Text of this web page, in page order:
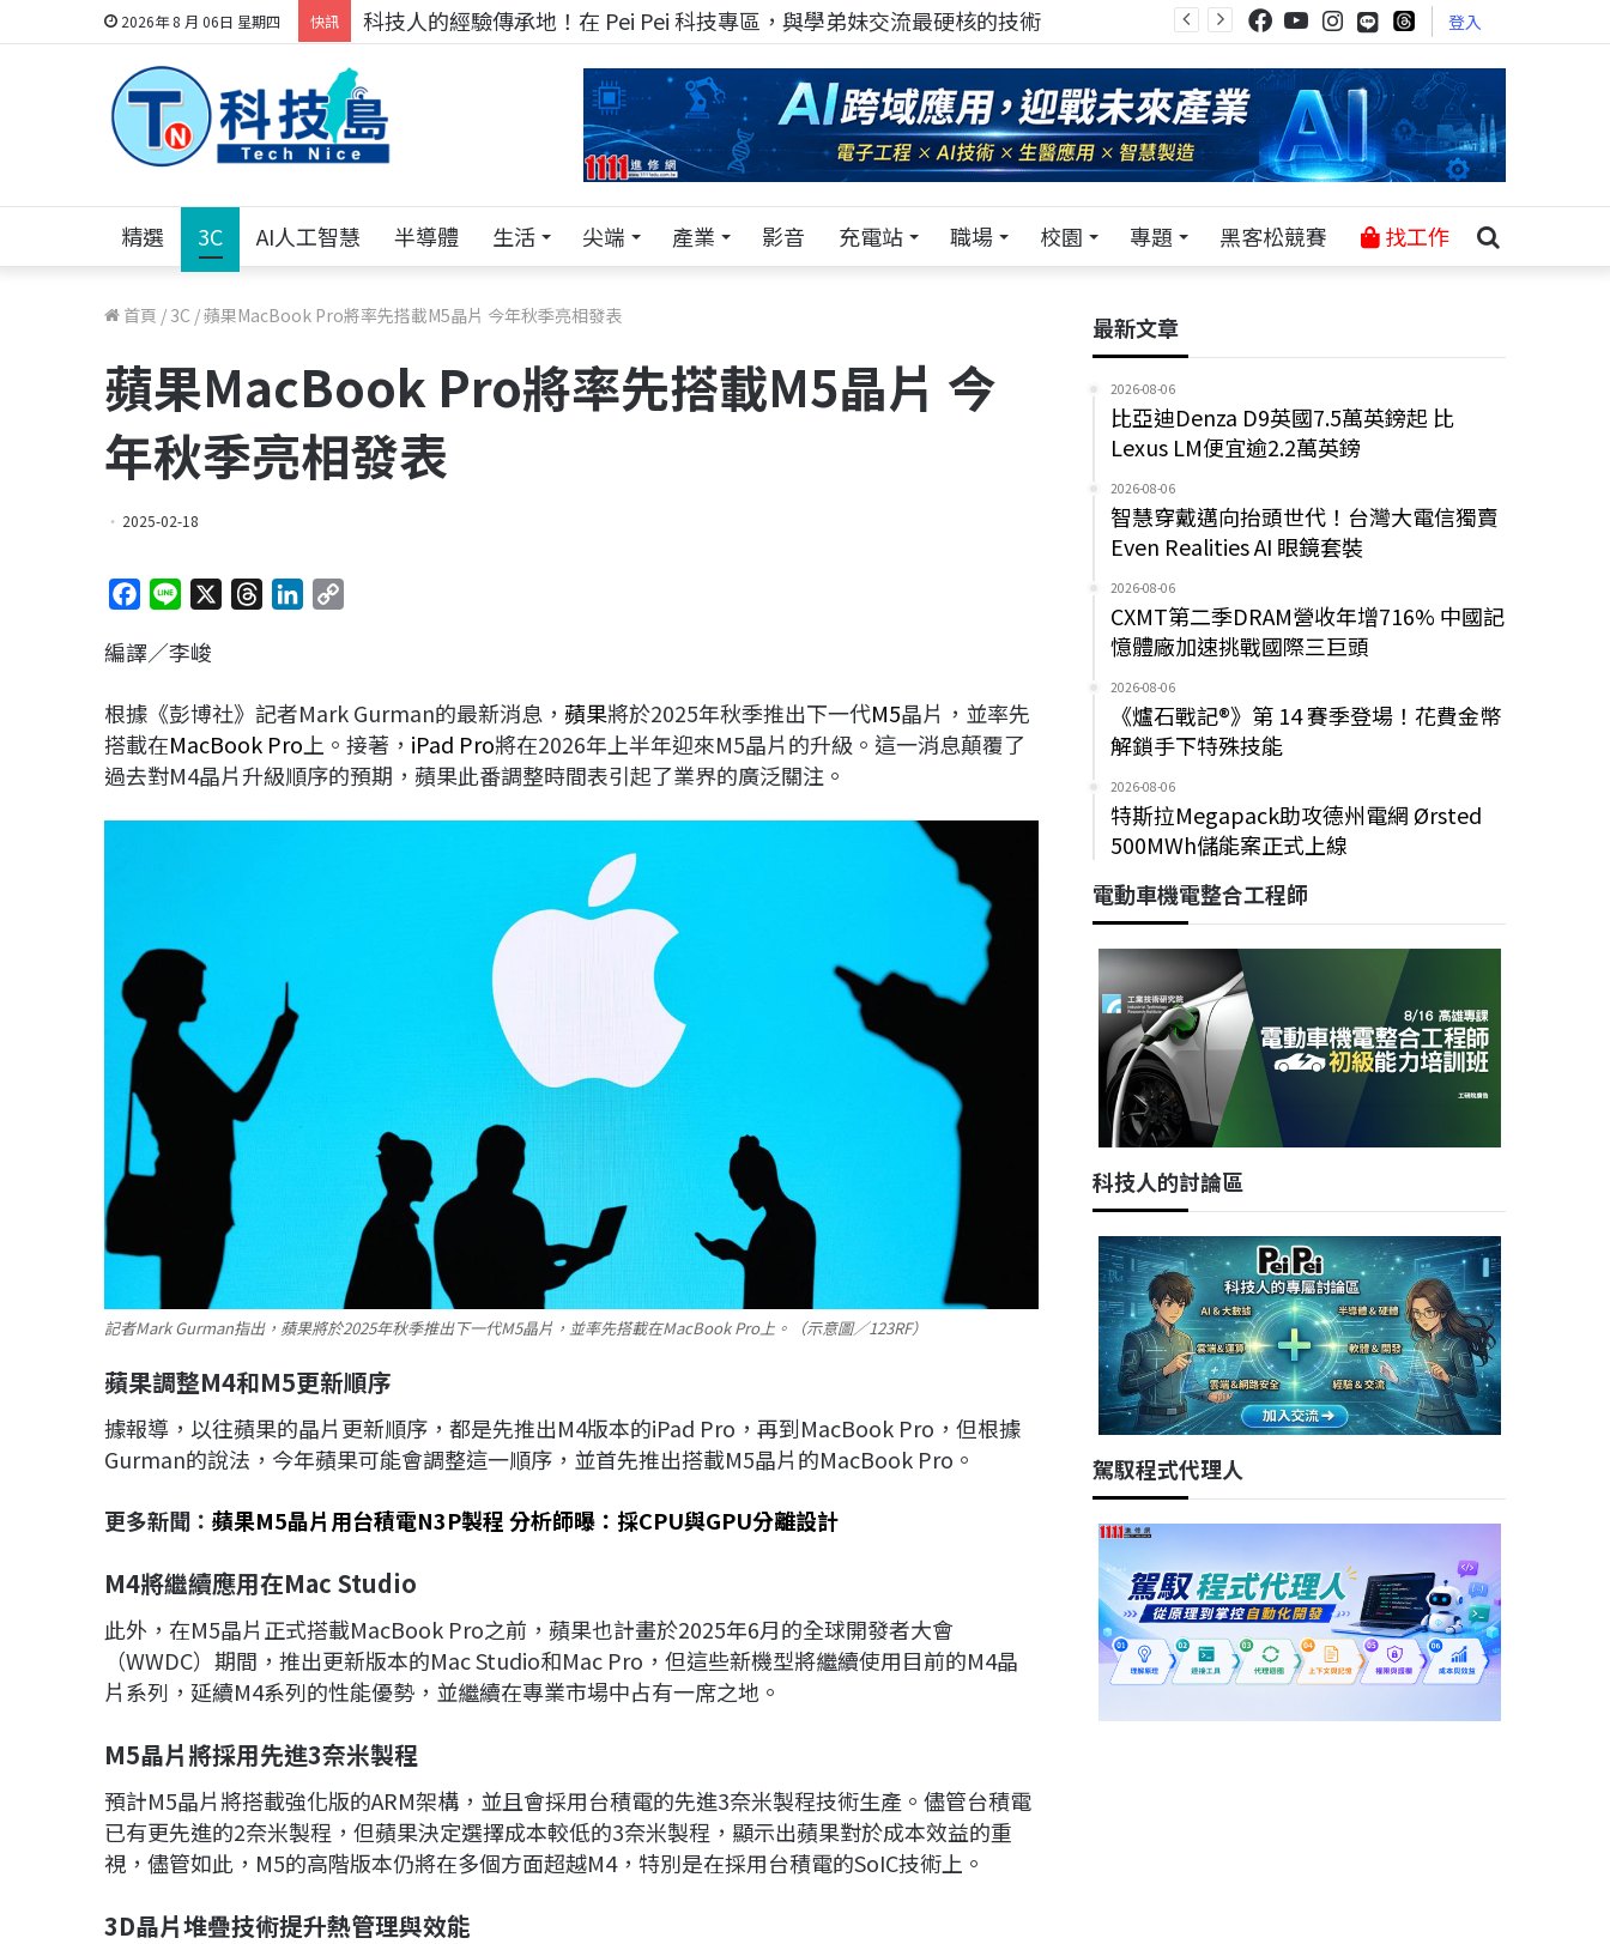
2026年 8 月 06日 星期四 快訊 科技人的經驗傳承地！在 Pei Pei 科技專區，與學弟妹交流最硬核的技術 登入
精選 3C AI人工智慧 半導體 生活 尖端 產業 影音 充電站 職場 校園 專題 黑客松競賽 找工作
首頁 / 3C /蘋果MacBook Pro將率先搭載M5晶片 今年秋季亮相發表
蘋果MacBook Pro將率先搭載M5晶片 今
年秋季亮相發表
2025-02-18
c
b
o
o
n
a
d
s
e
d
I
L
i
n
編譯／李峻
根據《彭博社》記者Mark Gurman的最新消息， 蘋果將於2025年秋季推出下一代M5晶片，並率先
搭載在MacBook Pro 上。接著， iPad Pro將在2026年上半年迎來M5晶片的升級。這一消息顛覆了
過去對M4晶片升級順序的預期，蘋果此番調整時間表引起了業界的廣泛關注。
記者Mark Gurman指出，蘋果將於2025年秋季推出下一代M5晶片，並率先搭載在MacBook Pro上。（示意圖／123RF）
蘋果調整M4和M5更新順序
據報導，以往蘋果的晶片更新順序，都是先推出M4版本的iPad Pro，再到MacBook Pro，但根據
Gurman的說法，今年蘋果可能會調整這一順序，並首先推出搭載M5晶片的MacBook Pro。
更多新聞： 蘋果M5晶片用台積電N3P製程 分析師曝：採CPU與GPU分離設計
M4將繼續應用在Mac Studio
此外，在M5晶片正式搭載MacBook Pro之前，蘋果也計畫於2025年6月的全球開發者大會
（WWDC）期間，推出更新版本的Mac Studio和Mac Pro，但這些新機型將繼續使用目前的M4晶
片系列，延續M4系列的性能優勢，並繼續在專業市場中占有一席之地。
M5晶片將採用先進3奈米製程
預計M5晶片將搭載強化版的ARM架構，並且會採用台積電的先進3奈米製程技術生產。儘管台積電
已有更先進的2奈米製程，但蘋果決定選擇成本較低的3奈米製程，顯示出蘋果對於成本效益的重
視，儘管如此，M5的高階版本仍將在多個方面超越M4，特別是在採用台積電的SoIC技術上。
3D晶片堆疊技術提升熱管理與效能
最新文章
2026-08-06
比亞迪Denza D9英國7.5萬英鎊起 比
Lexus LM便宜逾2.2萬英鎊
2026-08-06
智慧穿戴邁向抬頭世代！台灣大電信獨賣
Even Realities AI 眼鏡套裝
2026-08-06
CXMT第二季DRAM營收年增716% 中國記
憶體廠加速挑戰國際三巨頭
2026-08-06
《爐石戰記®》第 14 賽季登場！花費金幣
解鎖手下特殊技能
2026-08-06
特斯拉Megapack助攻德州電網 Ørsted
500MWh儲能案正式上線
電動車機電整合工程師
科技人的討論區
駕馭程式代理人